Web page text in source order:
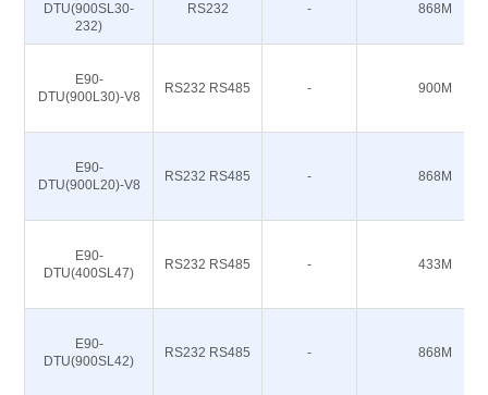
DTU(900SL30-
232)
RS232 - 868M
E90-
DTU(900L30)-V8
RS232 RS485 - 900M
E90-
DTU(900L20)-V8
RS232 RS485 - 868M
E90-
DTU(400SL47)
RS232 RS485 - 433M
E90-
DTU(900SL42)
RS232 RS485 - 868M